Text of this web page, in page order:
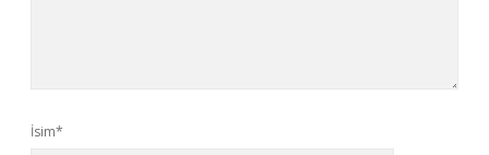
İsim*